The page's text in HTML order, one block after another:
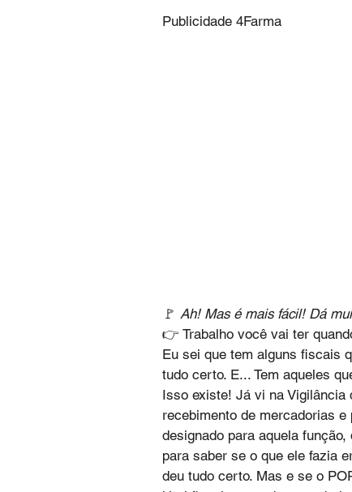
Publicidade 4Farma
🚩 Ah! Mas é mais fácil! Dá
👉 Trabalho você vai ter
Eu sei que tem alguns fiscais
tudo certo. E... Tem aqueles
Isso existe! Já vi na Vigilância
recebimento de mercadorias
designado para aquela
para saber se o que ele fazia
deu tudo certo. Mas e se o